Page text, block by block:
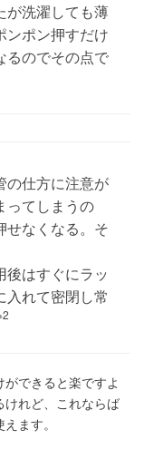
が洗濯しても薄
ンポン押すだけ
るのでその点で
の仕方に注意が
ってしまうの
せなくなる。そ
後はすぐにラッ
入れて密閉し常
できると楽ですよ
れど、これならば
ます。